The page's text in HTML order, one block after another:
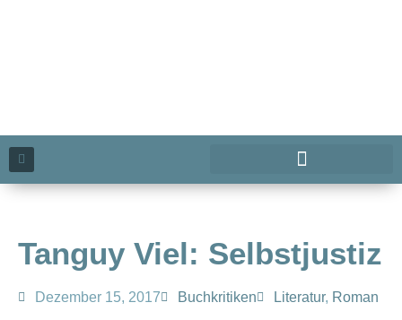
Tanguy Viel: Selbstjustiz
Dezember 15, 2017 Buchkritiken Literatur, Roman